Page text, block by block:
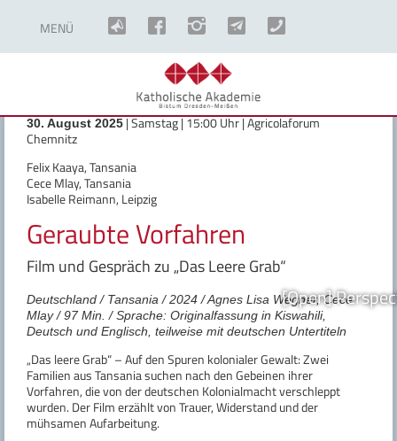
MENÜ
[Open]
30. August 2025| Samstag | 15:00 Uhr | Agricolaforum
Chemnitz
Felix Kaaya, Tansania
Cece Mlay, Tansania
Isabelle Reimann, Leipzig
Geraubte Vorfahren
Film und Gespräch zu „Das Leere Grab“
Deutschland / Tansania / 2024 / Agnes Lisa Wegner, Cece
Mlay / 97 Min. / Sprache: Originalfassung in Kiswahili,
Deutsch und Englisch, teilweise mit deutschen Untertiteln
„Das leere Grab“ – Auf den Spuren kolonialer Gewalt: Zwei
Familien aus Tansania suchen nach den Gebeinen ihrer
Vorfahren, die von der deutschen Kolonialmacht verschleppt
wurden. Der Film erzählt von Trauer, Widerstand und der
mühsamen Aufarbeitung.